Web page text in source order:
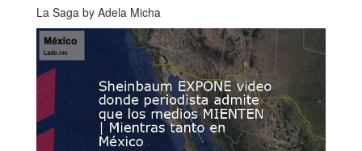
La Saga by Adela Micha